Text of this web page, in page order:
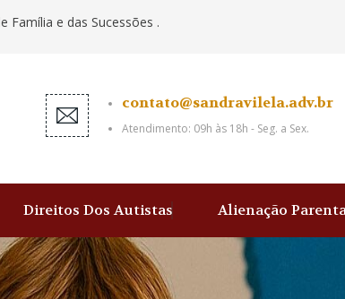
Família e das Sucessões .
contato@sandravilela.adv.br
Atendimento: 09h às 18h - Seg. a Sex.
Direitos Dos Autistas Alienação